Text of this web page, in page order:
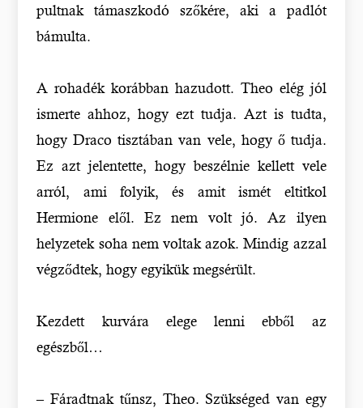
pultnak támaszkodó szőkére, aki a padlót
bámulta.
A rohadék korábban hazudott. Theo elég jól
ismerte ahhoz, hogy ezt tudja. Azt is tudta,
hogy Draco tisztában van vele, hogy ő tudja.
Ez azt jelentette, hogy beszélnie kellett vele
arról, ami folyik, és amit ismét eltitkol
Hermione elől. Ez nem volt jó. Az ilyen
helyzetek soha nem voltak azok. Mindig azzal
végződtek, hogy egyikük megsérült.
Kezdett kurvára elege lenni ebből az
egészből…
– Fáradtnak tűnsz, Theo. Szükséged van egy